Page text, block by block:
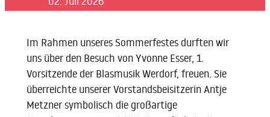
Im Rahmen unseres Sommerfestes durften wir
uns über den Besuch von Yvonne Esser, 1.
Vorsitzende der Blasmusik Werdorf, freuen. Sie
überreichte unserer Vorstandsbeisitzerin Antje
Metzner symbolisch die großartige